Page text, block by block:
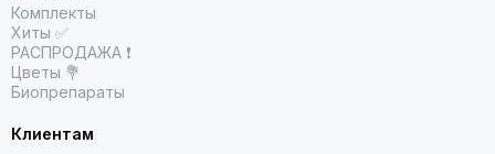
Комплекты
Хиты ✅
РАСПРОДАЖА ❗️
Цветы 💐
Биопрепараты
Клиентам